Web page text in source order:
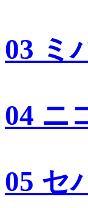
03 ミ
04 ニ
05 セ